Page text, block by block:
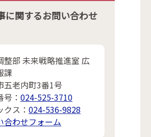
に関するお問い合わせ
整部 未来戦略推進室 広
課
五老内町3番1号
： 024-525-3710
クス： 024-536-9828
合わせフォーム